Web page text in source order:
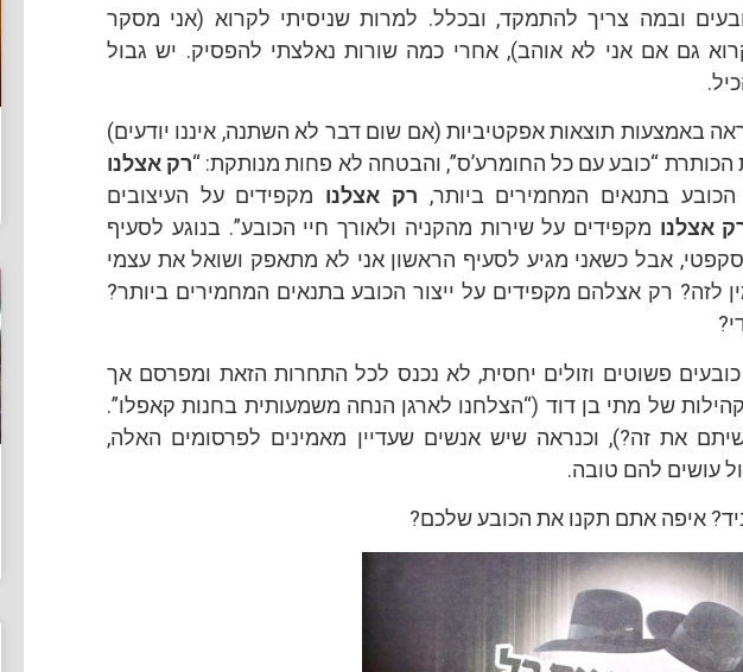
ובמה צריך להתמקד, ובכלל. למרות שניסיתי לקרוא (אני מסקר
גם אם אני לא אוהב), אחרי כמה שורות נאלצתי להפסיק. יש גבול
באמצעות תוצאות אפקטיביות (אם שום דבר לא השתנה, איננו יודעים)
“כובע עם כל החומרע’ס”, והבטחה לא פחות מנותקת: “רק אצלנו
בתנאים המחמירים ביותר, רק אצלנו מקפידים על העיצובים
אצלנו מקפידים על שירות מהקניה ולאורך חיי הכובע”. בנוגע לסעיף
סקפטי, אבל כשאני מגיע לסעיף הראשון אני לא מתאפק ושואל את עצמי
לזה? רק אצלהם מקפידים על ייצור הכובע בתנאים המחמירים ביותר?
פשוטים וזולים יחסית, לא נכנס לכל התחרות הזאת ומפרסם אך
של מתי בן דוד (“הצלחנו לארגן הנחה משמעותית בחנות קאפלו”.
את זה?), וכנראה שיש אנשים שעדיין מאמינים לפרסומים האלה,
עושים להם טובה.
איפה אתם תקנו את הכובע שלכם?